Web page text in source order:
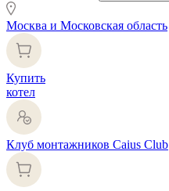
Москва и Московская область
Купить
котел
Клуб монтажников Caius Club